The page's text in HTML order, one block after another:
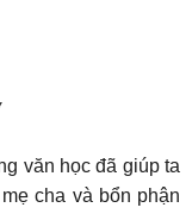
văn học đã giúp ta
cha và bổn phận